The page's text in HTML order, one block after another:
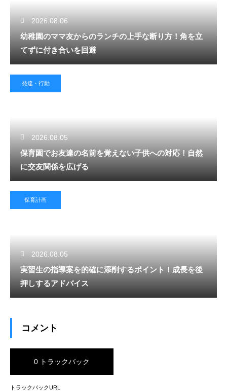
2026.08.06
幼稚園のママ友からのランチの上手な断り方！角を立
てずに付き合いを回避
発達・行動
2026.08.05
保育園でお友達の名前を覚えない子供への対応！自然
に交友関係を広げる
保育計画
2026.08.05
実習生の指導案を的確に添削するポイント！成長を後
押しするアドバイス
コメント
0 トラックバック
トラックバックURL